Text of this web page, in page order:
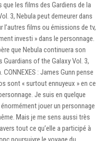
que les films des Gardiens de la
3, Nebula peut demeurer dans
l’autres films ou émissions de tv,
investi » dans le personnage.
que Nebula continuera son
of the Galaxy Vol. 3,
: James Gunn pense
sont « surtout ennuyeux » en ce
Je suis en quelque
jouer un personnage
Mais je me sens aussi très
tout ce qu’elle a participé à